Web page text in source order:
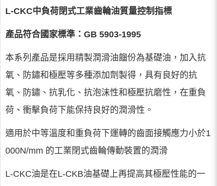
L-CKC中負荷閉式工業齒輪油質量控制指標
產品符合國家標準：GB 5903-1995
本系列產品是採用精製潤滑油餾份為基礎油，加入抗
氧、防鏽和極壓等多種添加劑製得，具有良好的抗
氧、防鏽、抗乳化、抗泡沫性和極壓抗磨性，在重負
荷、衝擊負荷下能保持良好的潤滑性。
適用於中等溫度和重負荷下運轉的齒面接觸應力小於1
000N/mm 的工業閉式齒輪傳動裝置的潤滑
L-CKC油是在L-CKB油基礎上再提高其極壓性能的一